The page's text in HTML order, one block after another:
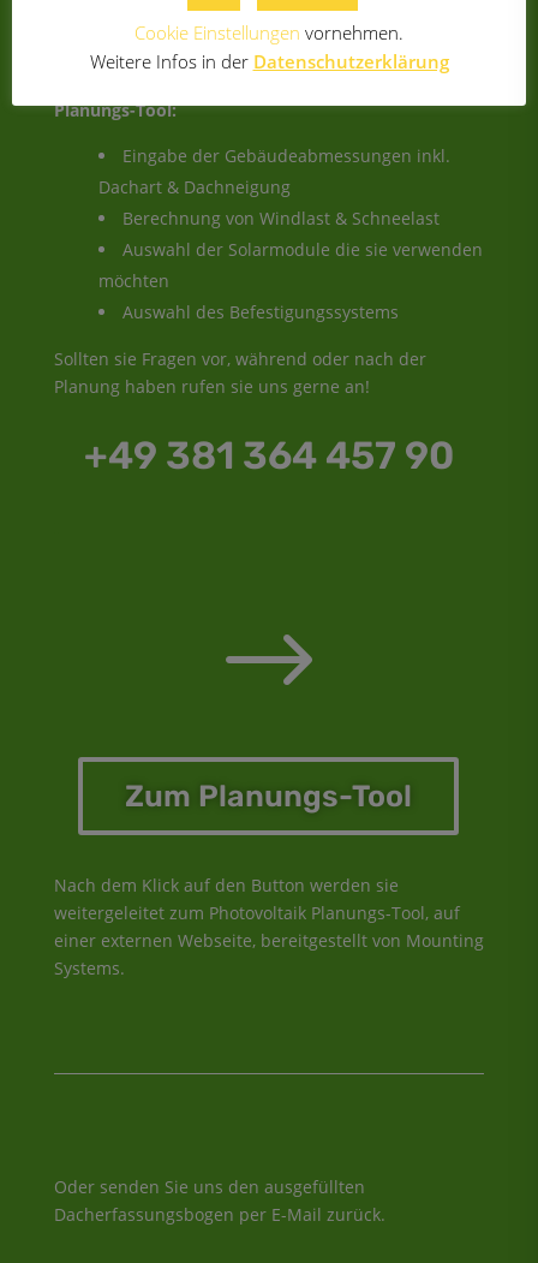
Planungs-Tool:
Eingabe der Gebäudeabmessungen inkl.
Dachart & Dachneigung
Berechnung von Windlast & Schneelast
Auswahl der Solarmodule die sie verwenden
möchten
Auswahl des Befestigungssystems
Sollten sie Fragen vor, während oder nach der
Planung haben rufen sie uns gerne an!
+49 381 364 457 90
$
Zum Planungs-Tool
Nach dem Klick auf den Button werden sie
weitergeleitet zum Photovoltaik Planungs-Tool, auf
einer externen Webseite, bereitgestellt von Mounting
Systems.
Oder senden Sie uns den ausgefüllten
Dacherfassungsbogen per E-Mail zurück.
Cookie Einstellungen vornehmen.
Weitere Infos in der Datenschutzerklärung